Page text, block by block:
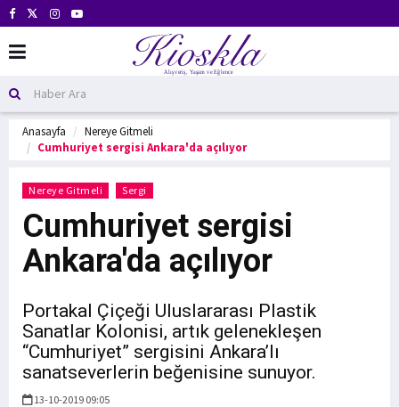
Anasayfa
Nereye Gitmeli
Cumhuriyet sergisi Ankara'da açılıyor
Nereye Gitmeli Sergi
Cumhuriyet sergisi
Ankara'da açılıyor
Portakal Çiçeği Uluslararası Plastik
Sanatlar Kolonisi, artık gelenekleşen
“Cumhuriyet” sergisini Ankara’lı
sanatseverlerin beğenisine sunuyor.
13-10-2019 09:05